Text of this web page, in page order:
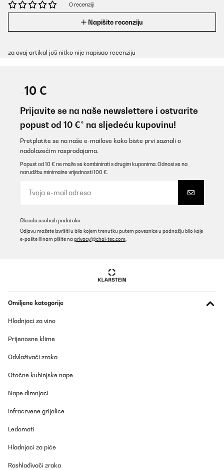
O recenziji
Napišite recenziju
za ovaj artikal još nitko nije napisao recenziju
-10 €
Prijavite se na naše newslettere i ostvarite
popust od 10 €* na sljedeću kupovinu!
Pretplatite se na naše e-mailove kako biste prvi saznali o
nadolazećim rasprodajama.
Popust od 10 € ne može se kombinirati s drugim kuponima. Odnosi se na
narudžbu minimalne vrijednosti 100 €.
Obrada osobnih podataka
Odjavu možete izvršiti u bilo kojem trenutku putem poveznice u podnožju bilo koje
e-pošte ili nam pišite na privacy@chal-tec.com.
Omiljene kategorije
Hladnjaci za vino
Prijenosne klime
Odvlaživači zraka
Otočne kuhinjske nape
Nape dimnjaci
Infracrvene grijalice
Ledomati
Hladnjaci za piće
Rashlađivači zraka